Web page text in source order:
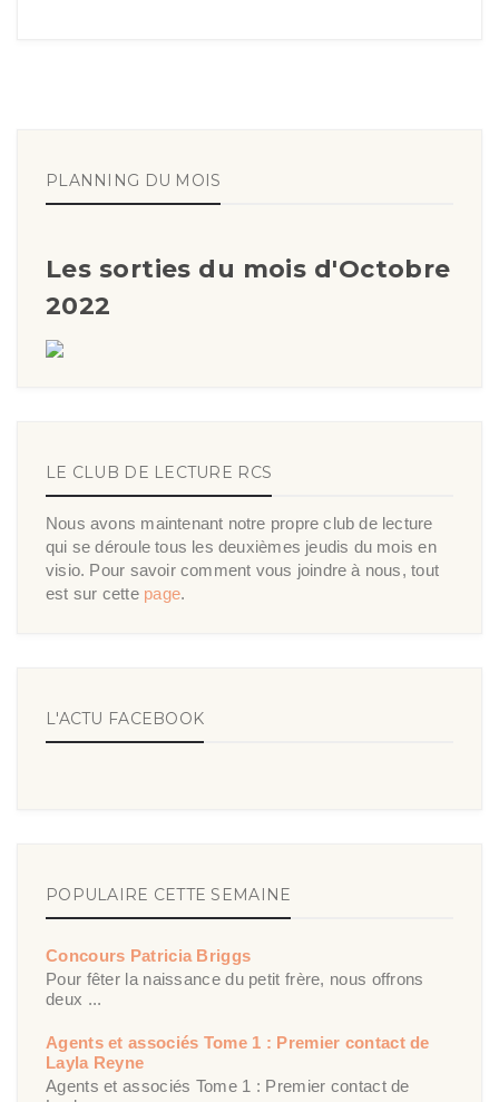
PLANNING DU MOIS
Les sorties du mois d'Octobre
2022
LE CLUB DE LECTURE RCS
Nous avons maintenant notre propre club de lecture
qui se déroule tous les deuxièmes jeudis du mois en
visio. Pour savoir comment vous joindre à nous, tout
est sur cette page.
L'ACTU FACEBOOK
POPULAIRE CETTE SEMAINE
Concours Patricia Briggs
Pour fêter la naissance du petit frère, nous offrons
deux ...
Agents et associés Tome 1 : Premier contact de
Layla Reyne
Agents et associés Tome 1 : Premier contact de